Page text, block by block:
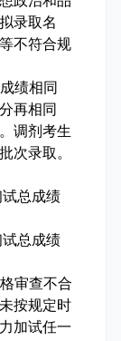
录取名
不符合规
绩相同
再相同
调剂考生
次录取。
总成绩
总成绩
审查不合
按规定时
加试任一